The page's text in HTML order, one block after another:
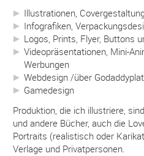
Illustrationen,
Infografiken,
Logos, Prints, Flyer, Buttons
Videopräsentationen, Mini-
Werbungen
Webdesign /über
Gamedesign
Produktion, die ich illustriere,
und andere Bücher, auch die
Portraits (realistisch oder
Verlage und Privatpersonen.